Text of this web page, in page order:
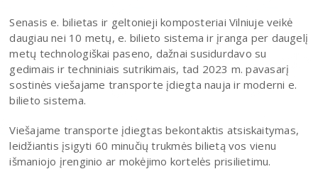
Senasis e. bilietas ir geltonieji komposteriai Vilniuje veikė
daugiau nei 10 metų, e. bilieto sistema ir įranga per daugelį
metų technologiškai paseno, dažnai susidurdavo su
gedimais ir techniniais sutrikimais, tad 2023 m. pavasarį
sostinės viešajame transporte įdiegta nauja ir moderni e.
bilieto sistema.
Viešajame transporte įdiegtas bekontaktis atsiskaitymas,
leidžiantis įsigyti 60 minučių trukmės bilietą vos vienu
išmaniojo įrenginio ar mokėjimo kortelės prisilietimu.